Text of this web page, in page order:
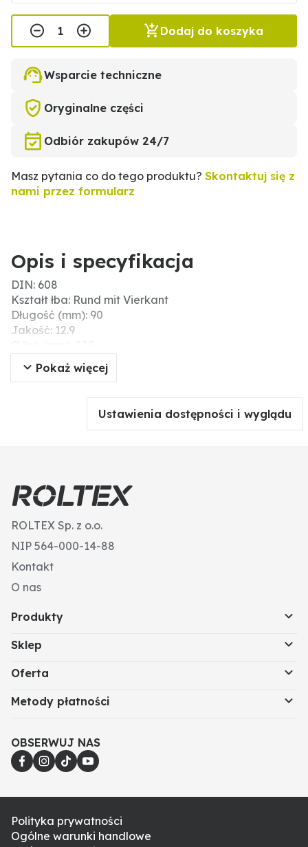
Dodaj do koszyka
Wsparcie techniczne
Oryginalne części
Odbiór zakupów 24/7
Masz pytania co do tego produktu? Skontaktuj się z
nami przez formularz
Opis i specyfikacja
DIN: 608
Kształt łba: Rund mit Vierkant
Długość (mm): 90
Jakość: 12.9
L (mm): 90
Gwint: M14 x 2
Pokaż więcej
Ustawienia dostępności i wyglądu
ROLTEX Sp. z o.o.
NIP 564-000-14-88
Kontakt
O nas
Produkty
Sklep
Oferta
Metody płatności
OBSERWUJ NAS
Polityka prywatności
Ogólne warunki handlowe